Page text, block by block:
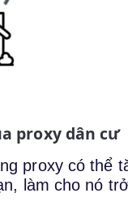
proxy dân cư
proxy có thể
làm cho nó